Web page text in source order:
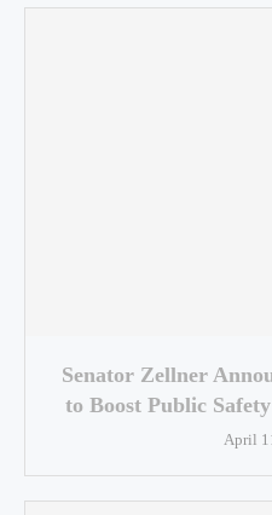
Senator Zellner
to Boost Public
April